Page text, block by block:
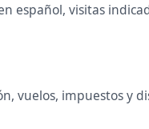
español, visitas
vuelos, impuestos y